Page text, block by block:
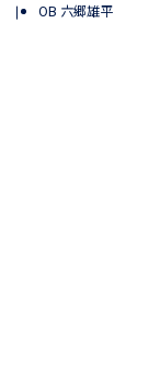
OB 六郷雄平